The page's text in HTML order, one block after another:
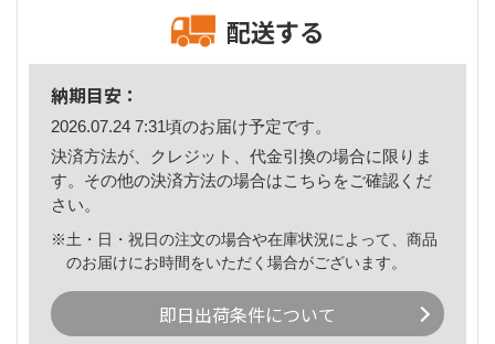
配送する
納期目安：
2026.07.24 7:31頃のお届け予定です。
決済方法が、クレジット、代金引換の場合に限りま
す。その他の決済方法の場合はこちら をご確認くだ
さい。
※土・日・祝日の注文の場合や在庫状況によって、商品
のお届けにお時間をいただく場合がございます。
即日出荷条件について